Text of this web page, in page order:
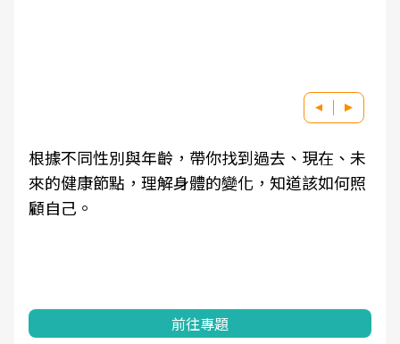
根據不同性別與年齡，帶你找到過去、現在、未
來的健康節點，理解身體的變化，知道該如何照
顧自己。
前往專題